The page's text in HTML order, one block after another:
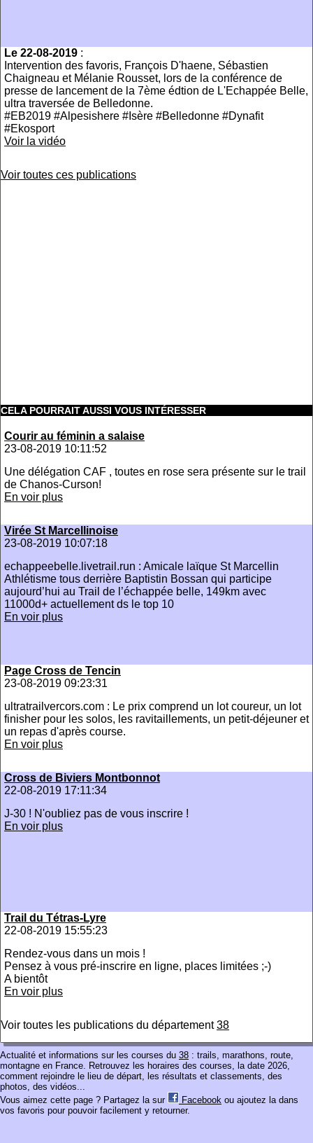
Le 22-08-2019 :
Intervention des favoris, François D'haene, Sébastien
Chaigneau et Mélanie Rousset, lors de la conférence de
presse de lancement de la 7ème édtion de L'Echappée Belle,
ultra traversée de Belledonne.
#EB2019 #Alpesishere #Isère #Belledonne #Dynafit
#Ekosport
Voir la vidéo
Voir toutes ces publications
CELA POURRAIT AUSSI VOUS INTÉRESSER
Courir au féminin a salaise
23-08-2019 10:11:52
Une délégation CAF , toutes en rose sera présente sur le trail
de Chanos-Curson!
En voir plus
Virée St Marcellinoise
23-08-2019 10:07:18
echappeebelle.livetrail.run : Amicale laïque St Marcellin
Athlétisme tous derrière Baptistin Bossan qui participe
aujourd’hui au Trail de l’échappée belle, 149km avec
11000d+ actuellement ds le top 10
En voir plus
Page Cross de Tencin
23-08-2019 09:23:31
ultratrailvercors.com : Le prix comprend un lot coureur, un lot
finisher pour les solos, les ravitaillements, un petit-déjeuner et
un repas d'après course.
En voir plus
Cross de Biviers Montbonnot
22-08-2019 17:11:34
J-30 ! N'oubliez pas de vous inscrire !
En voir plus
Trail du Tétras-Lyre
22-08-2019 15:55:23
Rendez-vous dans un mois !
Pensez à vous pré-inscrire en ligne, places limitées ;-)
A bientôt
En voir plus
Voir toutes les publications du département38
Actualité et informations sur les courses du 38 : trails, marathons, route,
montagne en France. Retrouvez les horaires des courses, la date 2026,
comment rejoindre le lieu de départ, les résultats et classements, des
photos, des vidéos...
Vous aimez cette page ? Partagez la sur
Facebook ou ajoutez la dans
vos favoris pour pouvoir facilement y retourner.